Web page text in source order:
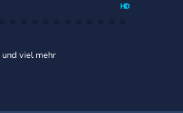
und viel mehr